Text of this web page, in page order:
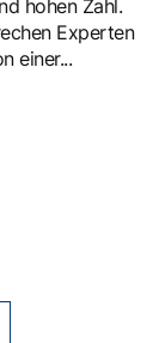
hohen Zahl.
Experten
einer...